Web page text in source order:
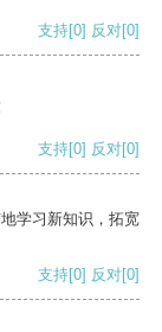
支持[0] 反对[0]
支持[0] 反对[0]
学习新知识，拓宽
支持[0] 反对[0]